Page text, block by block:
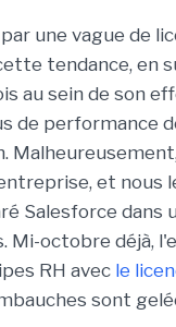
une vague de
tendance, en
au sein de son
de performance
et nous
Salesforce dans
Mi-octobre déjà,
RH avec le
sont